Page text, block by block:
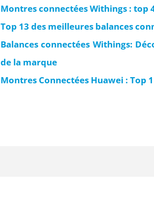
Montres connectées Withings : top
Top 13 des meilleures balances
Balances connectées Withings:
de la marque
Montres Connectées Huawei : Top